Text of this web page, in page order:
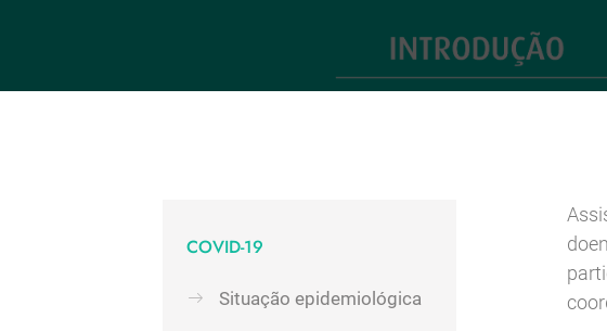
COVID-19
Situação epidemiológica